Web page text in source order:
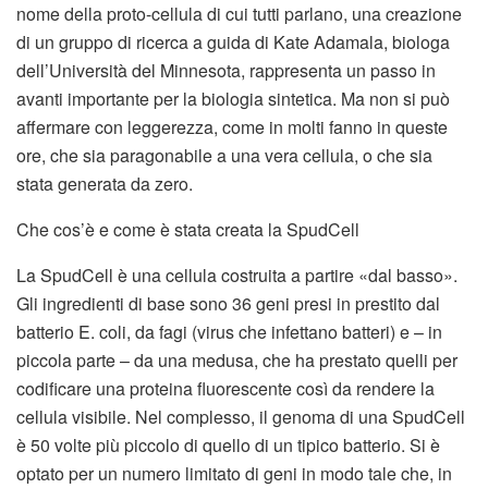
nome della proto-cellula di cui tutti parlano, una creazione
di un gruppo di ricerca a guida di Kate Adamala, biologa
dell’Università del Minnesota, rappresenta un passo in
avanti importante per la biologia sintetica. Ma non si può
affermare con leggerezza, come in molti fanno in queste
ore, che sia paragonabile a una vera cellula, o che sia
stata generata da zero.
Che cos’è e come è stata creata la SpudCell
La SpudCell è una cellula costruita a partire «dal basso».
Gli ingredienti di base sono 36 geni presi in prestito dal
batterio E. coli, da fagi (virus che infettano batteri) e – in
piccola parte – da una medusa, che ha prestato quelli per
codificare una proteina fluorescente così da rendere la
cellula visibile. Nel complesso, il genoma di una SpudCell
è 50 volte più piccolo di quello di un tipico batterio. Si è
optato per un numero limitato di geni in modo tale che, in